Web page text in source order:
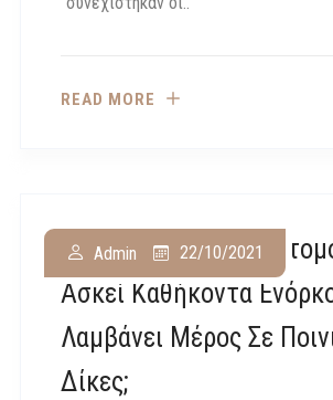
READ MORE
Μπορεί Ένα Τυφλό
Ασκεί Καθήκοντα
Λαμβάνει Μέρος Σε
Δίκες;
Admin 22/10/2021